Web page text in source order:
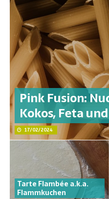
Pink Fusion:
Kokos, Feta
17/02/2024
Tarte Flambée a.k.a.
Flammkuchen